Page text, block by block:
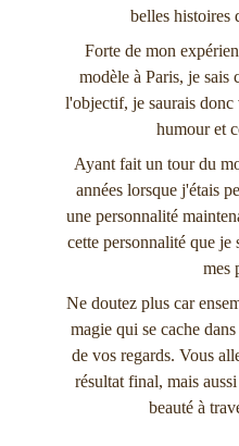
belles histoires
Forte de mon
modèle à Paris, je sais
l'objectif, je saurais donc
humour et
Ayant fait un tour du
années lorsque j'étais
une personnalité
cette personnalité que je
mes
Ne doutez plus car
magie qui se cache
de vos regards. Vous
résultat final, mais
beauté à